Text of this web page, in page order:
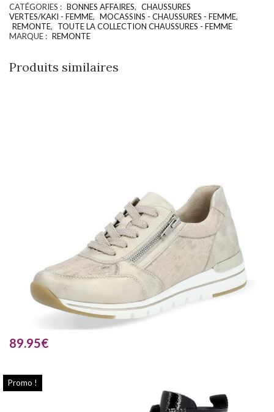
CATÉGORIES : BONNES AFFAIRES, CHAUSSURES
VERTES/KAKI - FEMME, MOCASSINS - CHAUSSURES - FEMME,
REMONTE,
TOUTE LA COLLECTION CHAUSSURES - FEMME
MARQUE : REMONTE
Produits similaires
89.95€
Promo !